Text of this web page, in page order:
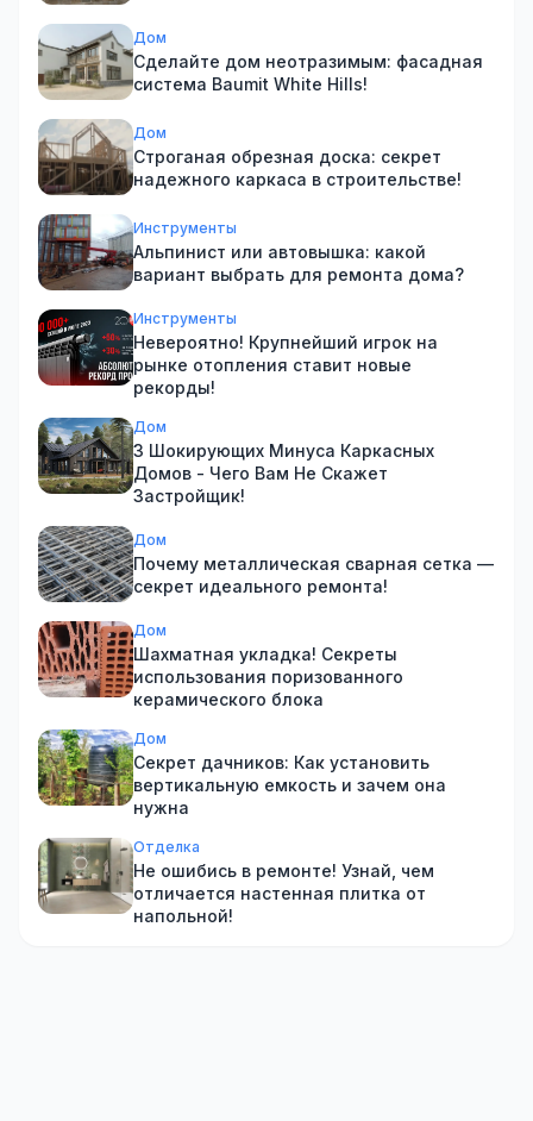
Дом
Сделайте дом неотразимым: фасадная
система Baumit White Hills!
Дом
Строганая обрезная доска: секрет
надежного каркаса в строительстве!
Инструменты
Альпинист или автовышка: какой
вариант выбрать для ремонта дома?
Инструменты
Невероятно! Крупнейший игрок на
рынке отопления ставит новые
рекорды!
Дом
3 Шокирующих Минуса Каркасных
Домов - Чего Вам Не Скажет
Застройщик!
Дом
Почему металлическая сварная сетка —
секрет идеального ремонта!
Дом
Шахматная укладка! Секреты
использования поризованного
керамического блока
Дом
Секрет дачников: Как установить
вертикальную емкость и зачем она
нужна
Отделка
Не ошибись в ремонте! Узнай, чем
отличается настенная плитка от
напольной!